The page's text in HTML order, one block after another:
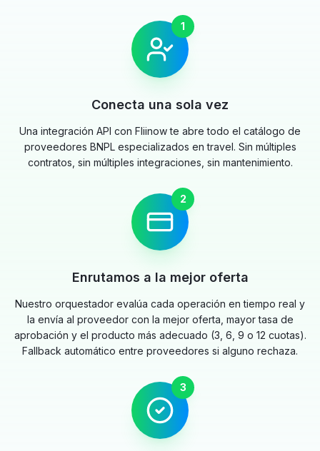
1
Conecta una sola vez
Una integración API con Fliinow te abre todo el catálogo de
proveedores BNPL especializados en travel. Sin múltiples
contratos, sin múltiples integraciones, sin mantenimiento.
2
Enrutamos a la mejor oferta
Nuestro orquestador evalúa cada operación en tiempo real y
la envía al proveedor con la mejor oferta, mayor tasa de
aprobación y el producto más adecuado (3, 6, 9 o 12 cuotas).
Fallback automático entre proveedores si alguno rechaza.
3